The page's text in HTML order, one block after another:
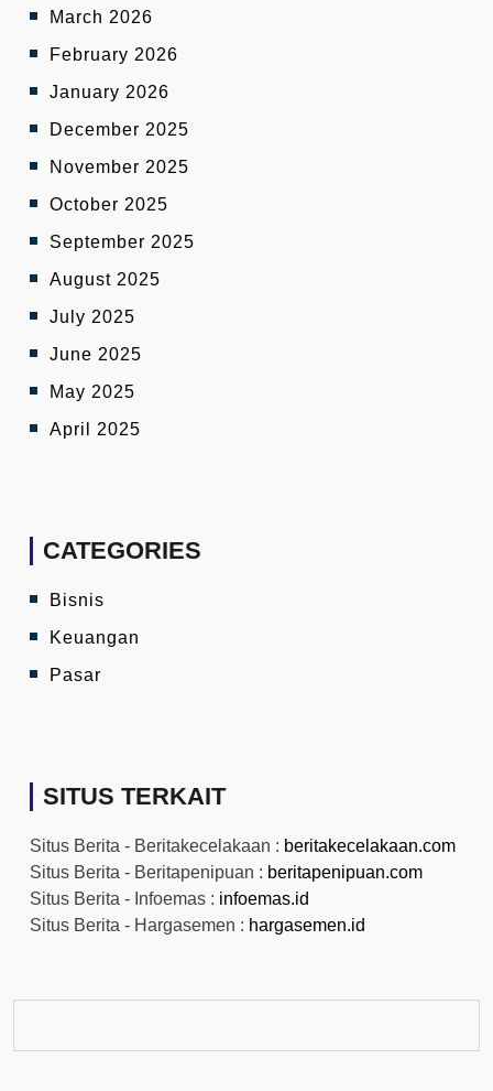
March 2026
February 2026
January 2026
December 2025
November 2025
October 2025
September 2025
August 2025
July 2025
June 2025
May 2025
April 2025
CATEGORIES
Bisnis
Keuangan
Pasar
SITUS TERKAIT
Situs Berita - Beritakecelakaan : beritakecelakaan.com
Situs Berita - Beritapenipuan : beritapenipuan.com
Situs Berita - Infoemas : infoemas.id
Situs Berita - Hargasemen : hargasemen.id